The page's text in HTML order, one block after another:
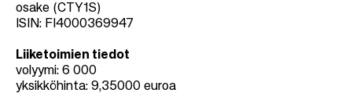
osake (CTY1S)
ISIN: FI4000369947
Liiketoimien tiedot
volyymi: 6 000
yksikköhinta: 9,35000 euroa